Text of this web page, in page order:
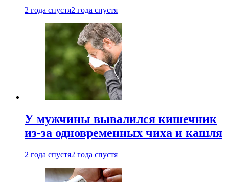
2 года спустя2 года спустя
У мужчины вывалился кишечник
из-за одновременных чиха и кашля
2 года спустя2 года спустя